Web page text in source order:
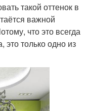
такой оттенок в
важной
что это всегда
только одно из